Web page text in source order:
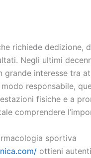
richiede dedizione,
Negli ultimi
grande interesse tra
responsabile,
fisiche e a
comprendere
sportiva
ottieni